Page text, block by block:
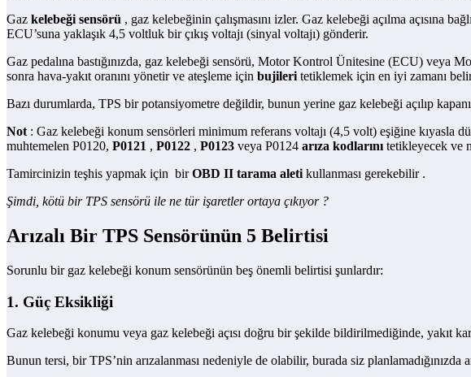
Gaz kelebeği sensörü , gaz kelebeğinin çalışmasını izler. Gaz kelebeği açılma açısına
ECU’suna yaklaşık 4,5 voltluk bir çıkış voltajı (sinyal voltajı) gönderir.
Gaz pedalına bastığınızda, gaz kelebeği sensörü, Motor Kontrol Ünitesine (ECU)
sonra hava-yakıt oranını yönetir ve ateşleme için bujileri tetiklemek için en iyi zamanı
Bazı durumlarda, TPS bir potansiyometre değildir, bunun yerine gaz kelebeği açılıp
Not : Gaz kelebeği konum sensörleri minimum referans voltajı (4,5 volt) eşiğine
muhtemelen P0120, P0121 , P0122 , P0123 veya P0124 arıza kodlarını tetikleyecek ve
Tamircinizin teşhis yapmak için birOBD II tarama aleti kullanması gerekebilir .
Şimdi, kötü bir TPS sensörü ile ne tür işaretler ortaya çıkıyor ?
Arızalı Bir TPS Sensörünün 5 Belirtisi
Sorunlu bir gaz kelebeği konum sensörünün beş önemli belirtisi şunlardır:
1. Güç Eksikliği
Gaz kelebeği konumu veya gaz kelebeği açısı doğru bir şekilde bildirilmediğinde, yakıt
Bunun tersi, bir TPS’nin arızalanması nedeniyle de olabilir, burada siz planlamadığınızda